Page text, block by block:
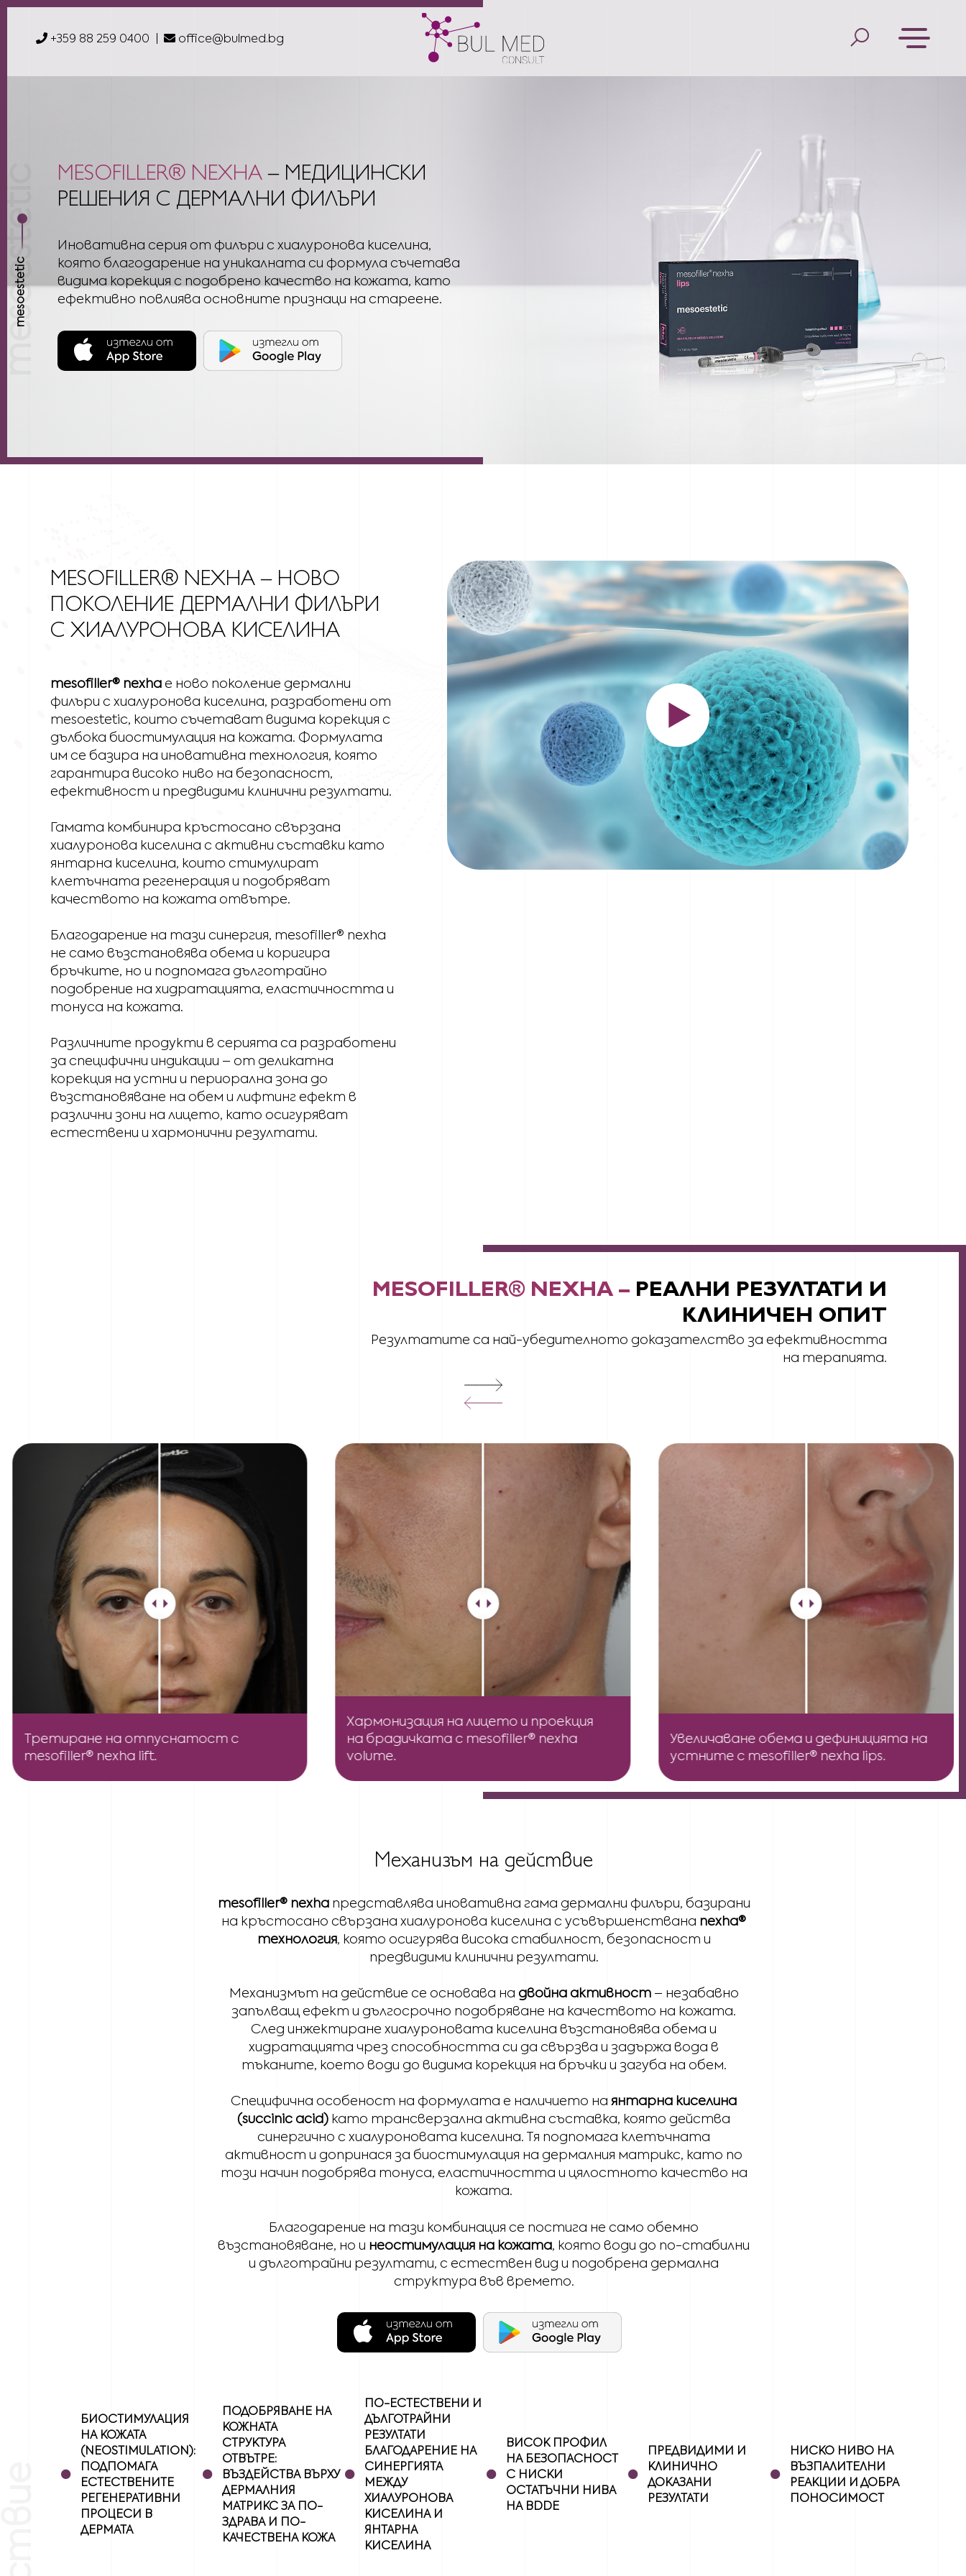
+359 88 259 0400 office@bulmed.bg
mesoestetic
MESOFILLER® NEXHA– МЕДИЦИНСКИ
РЕШЕНИЯ С ДЕРМАЛНИ ФИЛЪРИ
Иновативна серия от филъри с хиалуронова киселина,
която благодарение на уникалната си формула съчетава
видима корекция с подобрено качество на кожата, като
ефективно повлиява основните признаци на стареене.
MESOFILLER® NEXHA – НОВО
ПОКОЛЕНИЕ ДЕРМАЛНИ ФИЛЪРИ
С ХИАЛУРОНОВА КИСЕЛИНА
mesofiller® nexha е ново поколение дермални
филъри с хиалуронова киселина, разработени от
mesoestetic, които съчетават видима корекция с
дълбока биостимулация на кожата. Формулата
им се базира на иновативна технология, която
гарантира високо ниво на безопасност,
ефективност и предвидими клинични резултати.
Гамата комбинира кръстосано свързана
хиалуронова киселина с активни съставки като
янтарна киселина, които стимулират
клетъчната регенерация и подобряват
качеството на кожата отвътре.
Благодарение на тази синергия, mesofiller® nexha
не само възстановява обема и коригира
бръчките, но и подпомага дълготрайно
подобрение на хидратацията, еластичността и
тонуса на кожата.
Различните продукти в серията са разработени
за специфични индикации – от деликатна
корекция на устни и периорална зона до
възстановяване на обем и лифтинг ефект в
различни зони на лицето, като осигуряват
естествени и хармонични резултати.
MESOFILLER® NEXHA – РЕАЛНИ РЕЗУЛТАТИ И
КЛИНИЧЕН ОПИТ
Резултатите са най-убедителното доказателство за ефективността
на терапията.
Третиране на отпуснатост с
mesofiller® nexha lift.
Хармонизация на лицето и проекция
на брадичката с mesofiller® nexha
volume.
Увеличаване обема и дефиницията на
устните с mesofiller® nexha lips.
Механизъм на действие
mesofiller® nexhaпредставлява иновативна гама дермални филъри, базирани
на кръстосано свързана хиалуронова киселина с усъвършенствана nexha®
технология, която осигурява висока стабилност, безопасност и
предвидими клинични резултати.
Механизмът на действие се основава на двойна активност– незабавно
запълващ ефект и дългосрочно подобряване на качеството на кожата.
След инжектиране хиалуроновата киселина възстановява обема и
хидратацията чрез способността си да свързва и задържа вода в
тъканите, което води до видима корекция на бръчки и загуба на обем.
Специфична особеност на формулата е наличието на янтарна киселина
(succinic acid) като трансверзална активна съставка, която действа
синергично с хиалуроновата киселина. Тя подпомага клетъчната
активност и допринася за биостимулация на дермалния матрикс, като по
този начин подобрява тонуса, еластичността и цялостното качество на
кожата.
Благодарение на тази комбинация се постига не само обемно
възстановяване, но и неостимулация на кожата, която води до по-стабилни
и дълготрайни резултати, с естествен вид и подобрена дермална
структура във времето.
•
БИОСТИМУЛАЦИЯ
НА КОЖАТА
(NEOSTIMULATION):
ПОДПОМАГА
ЕСТЕСТВЕНИТЕ
РЕГЕНЕРАТИВНИ
ПРОЦЕСИ В
ДЕРМАТА
•
ПОДОБРЯВАНЕ НА
КОЖНАТА
СТРУКТУРА
ОТВЪТРЕ:
ВЪЗДЕЙСТВА ВЪРХУ
ДЕРМАЛНИЯ
МАТРИКС ЗА ПО-
ЗДРАВА И ПО-
КАЧЕСТВЕНА КОЖА
•
ПО-ЕСТЕСТВЕНИ И
ДЪЛГОТРАЙНИ
РЕЗУЛТАТИ
БЛАГОДАРЕНИЕ НА
СИНЕРГИЯТА
МЕЖДУ
ХИАЛУРОНОВА
КИСЕЛИНА И
ЯНТАРНА
КИСЕЛИНА
•
ВИСОК ПРОФИЛ
НА БЕЗОПАСНОСТ
С НИСКИ
ОСТАТЪЧНИ НИВА
НА BDDE
•
ПРЕДВИДИМИ И
КЛИНИЧНО
ДОКАЗАНИ
РЕЗУЛТАТИ
•
НИСКО НИВО НА
ВЪЗПАЛИТЕЛНИ
РЕАКЦИИ И ДОБРА
ПОНОСИМОСТ